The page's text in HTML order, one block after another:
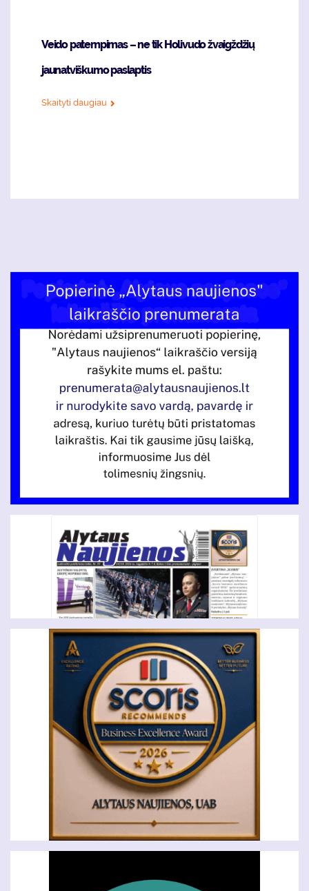
Veido patempimas – ne tik Holivudo žvaigždžių
jaunatviškumo paslaptis
Skaityti daugiau